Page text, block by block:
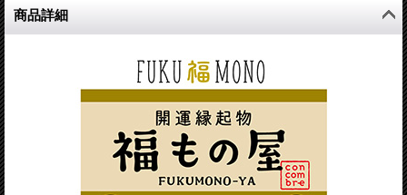
商品詳細